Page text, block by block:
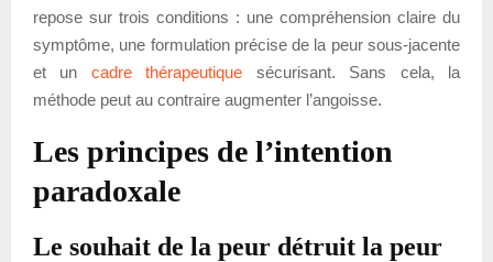
repose sur trois conditions : une compréhension claire du
symptôme, une formulation précise de la peur sous-jacente
et un cadre thérapeutique sécurisant. Sans cela, la
méthode peut au contraire augmenter l’angoisse.
Les principes de l’intention
paradoxale
Le souhait de la peur détruit la peur